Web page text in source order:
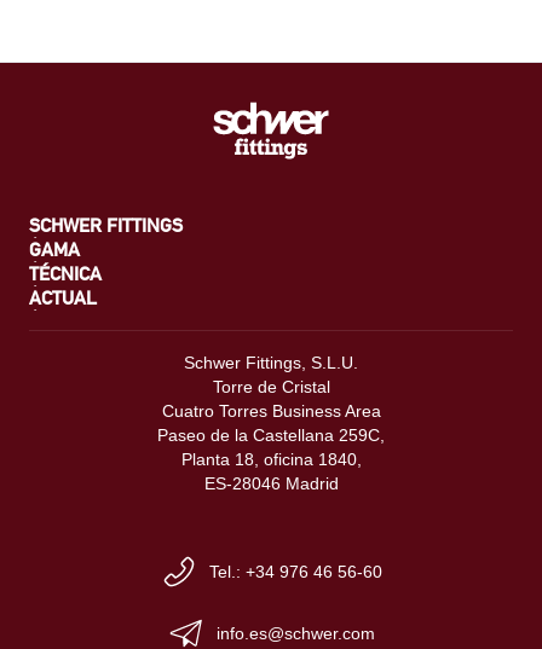
SCHWER FITTINGS
GAMA
TÉCNICA
ACTUAL
Schwer Fittings, S.L.U.
Torre de Cristal
Cuatro Torres Business Area
Paseo de la Castellana 259C,
Planta 18, oficina 1840,
ES-28046 Madrid
Tel.: +34 976 46 56-60
info.es@schwer.com